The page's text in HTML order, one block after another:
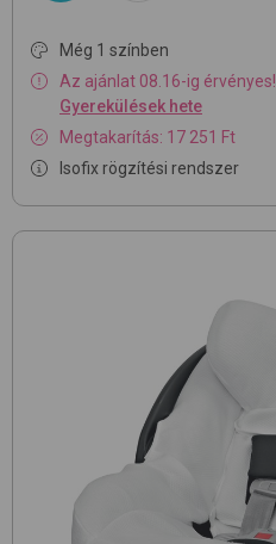
Még 1 színben
Az ajánlat 08.16-ig érvényes!
Gyerekülések hete
Megtakarítás: 17 251 Ft
Isofix rögzítési rendszer